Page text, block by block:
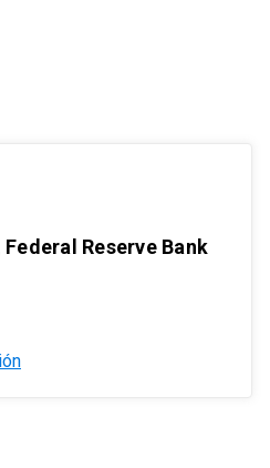
Reserve Bank